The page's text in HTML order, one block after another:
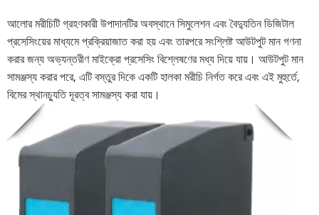
আলোর মরীচিটি গ্রহণকারী উপাদানটির অবস্থানে সিমুলেশন এবং বৈদ্যুতিন ডিজিটাল
প্রসেসিংয়ের মাধ্যমে প্রক্রিয়াজাত করা হয় এবং তারপরে সংশ্লিষ্ট আউটপুট মান গণনা
করার জন্য অভ্যন্তরীণ মাইক্রো প্রসেসিং বিশ্লেষণের মধ্য দিয়ে যায়। আউটপুট মান
সামঞ্জস্য করার পরে, এটি বস্তুর দিকে একটি হালকা মরীচি নির্গত করে এবং এই মুহুর্তে,
বিমের স্থানচ্যুতি দূরত্ব সামঞ্জস্য করা যায়।